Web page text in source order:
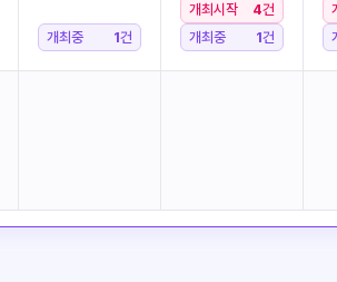
개최중 1건
개최시작 4건
개최중
1건